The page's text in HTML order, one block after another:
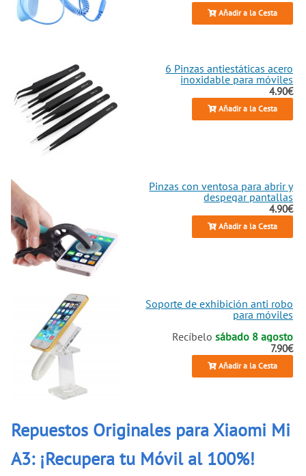
Añadir a la Cesta
6 Pinzas antiestáticas acero
inoxidable para móviles
4.90€
Añadir a la Cesta
Pinzas con ventosa para abrir y
despegar pantallas
4.90€
Añadir a la Cesta
Soporte de exhibición anti robo
para móviles
Recíbelosábado 8 agosto
7.90€
Añadir a la Cesta
Repuestos Originales para Xiaomi Mi
A3: ¡Recupera tu Móvil al 100%!